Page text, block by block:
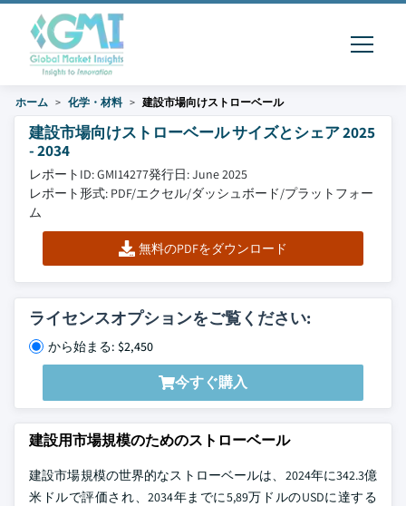
ホーム 化学・材料 建設市場向けストローベール
建設市場向けストローベール サイズとシェア 2025
- 2034
レポートID: GMI14277発行日: June 2025
レポート形式: PDF/エクセル/ダッシュボード/プラットフォー
ム
無料のPDFをダウンロード
ライセンスオプションをご覧ください:
から始まる: $2,450
今すぐ購入
建設用市場規模のためのストローベール
建設市場規模の世界的なストローベールは、2024年に342.3億
米ドルで評価され、2034年までに5,89万ドルのUSDに達する